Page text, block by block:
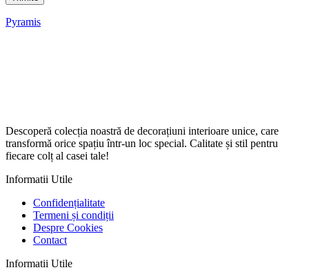
Pyramis
Descoperă colecția noastră de decorațiuni interioare unice, care
transformă orice spațiu într-un loc special. Calitate și stil pentru
fiecare colț al casei tale!
Informatii Utile
Confidențialitate
Termeni și condiții
Despre Cookies
Contact
Informatii Utile